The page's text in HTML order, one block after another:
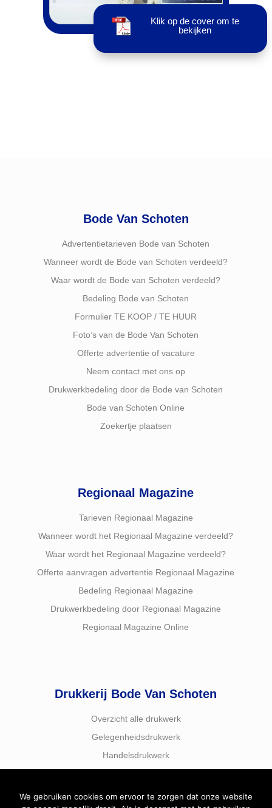
Klik op de cover om te
bekijken
Bode Van Schoten
Advertentietarieven Bode van Schoten
Wanneer wordt de Bode van Schoten verdeeld?
Waar wordt de Bode van Schoten verdeeld?
Bedeling Bode van Schoten
Formulier TE KOOP / TE HUUR
Foto’s van de Bode Van Schoten
Offerte advertentie of vacature
Neem contact met ons op
Drukwerkbedeling door de Bode van Schoten
Bode van Schoten Online
Zoekertje plaatsen
Regionaal Magazine
Tarieven Regionaal Magazine
Wanneer wordt het Regionaal Magazine verdeeld?
Waar wordt het Regionaal Magazine verdeeld?
Offerte aanvragen advertentie Regionaal Magazine
Bedeling Regionaal Magazine
Drukwerkbedeling door Regionaal Magazine
Regionaal Magazine Online
Drukkerij Bode Van Schoten
Overzicht alle drukwerk
Gelegenheidsdrukwerk
Handelsdrukwerk
We gebruiken cookies om ervoor te zorgen dat onze website